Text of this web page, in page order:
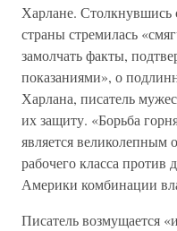
Харлане. Столкнувшись
страны стремилась
замолчать факты,
показаниями», о
Харлана, писатель
их защиту. «Борьба
является великолепным
рабочего класса против
Америки комбинации
Писатель возмущается